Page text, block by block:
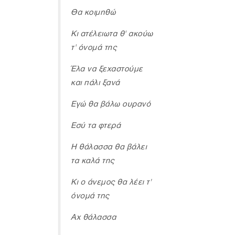
Θα κοιμηθώ
Κι ατέλειωτα θ' ακούω
τ' όνομά της
Έλα να ξεχαστούμε
και πάλι ξανά
Εγώ θα βάλω ουρανό
Εσύ τα φτερά
Η θάλασσα θα βάλει
τα καλά της
Κι ο άνεμος θα λέει τ'
όνομά της
Αχ θάλασσα